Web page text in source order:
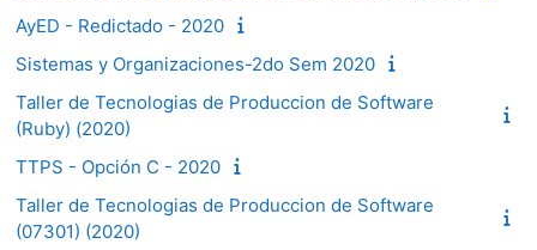
AyED - Redictado - 2020
Sistemas y Organizaciones-2do Sem 2020
Taller de Tecnologias de Produccion de Software
(Ruby) (2020)
TTPS - Opción C - 2020
Taller de Tecnologias de Produccion de Software
(07301) (2020)